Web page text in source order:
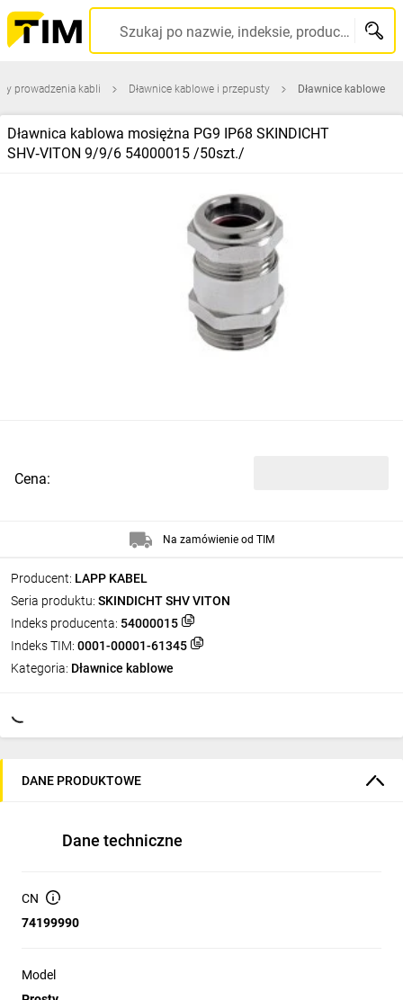
Szukaj po nazwie, indeksie, producencie, kodzie kreskowym...
prowadzenia kabli Dławnice kablowe i przepusty Dławnice kablowe
Dławnica kablowa mosiężna PG9 IP68 SKINDICHT
SHV‑VITON 9/9/6 54000015 /50szt./
Producent: LAPP KABEL
Seria produktu: SKINDICHT SHV VITON
Indeks producenta: 54000015
Indeks TIM: 0001-00001-61345
Kategoria: Dławnice kablowe
Cena:
Na zamówienie od TIM
DANE PRODUKTOWE
Dane techniczne
CN
74199990
Model